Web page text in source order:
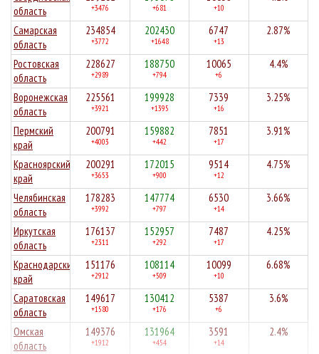
область
+3476 +681 +10
Самарская
область
234854
+3772
202430
+1648
6747
+13
2.87%
Ростовская
область
228627
+2989
188750
+794
10065
+6
4.4%
Воронежская
область
225561
+3921
199928
+1395
7339
+16
3.25%
Пермский
край
200791
+4003
159882
+442
7851
+17
3.91%
Красноярский
край
200291
+3653
172015
+900
9514
+12
4.75%
Челябинская
область
178283
+3992
147774
+797
6530
+14
3.66%
Иркутская
область
176137
+2311
152957
+292
7487
+17
4.25%
Краснодарский
край
151176
+2912
108114
+509
10099
+10
6.68%
Саратовская
область
149617
+1580
130412
+176
5387
+6
3.6%
Омская
область
149376
+1912
131964
+454
3591
+14
2.4%